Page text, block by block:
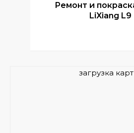
Ремонт и
LiXiang L9
загрузка